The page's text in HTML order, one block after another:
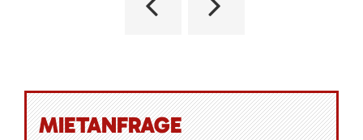
MIETANFRAGE